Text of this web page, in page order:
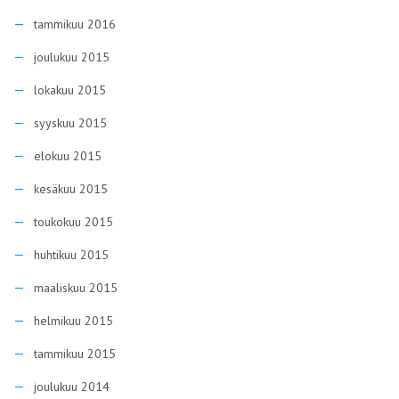
tammikuu 2016
joulukuu 2015
lokakuu 2015
syyskuu 2015
elokuu 2015
kesäkuu 2015
toukokuu 2015
huhtikuu 2015
maaliskuu 2015
helmikuu 2015
tammikuu 2015
joulukuu 2014